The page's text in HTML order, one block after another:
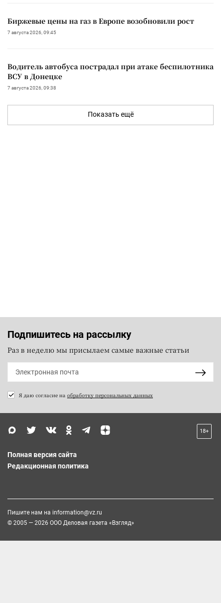
Биржевые цены на газ в Европе возобновили рост
7 августа 2026, 09:45
Водитель автобуса пострадал при атаке беспилотника
ВСУ в Донецке
7 августа 2026, 09:38
Показать ещё
Подпишитесь на рассылку
Раз в неделю мы присылаем самые важные статьи
Я даю согласие на обработку персональных данных
18+
Полная версия сайта
Редакционная политика
Пишите нам на information@vz.ru
© 2005 — 2026 ООО Деловая газета «Взгляд»